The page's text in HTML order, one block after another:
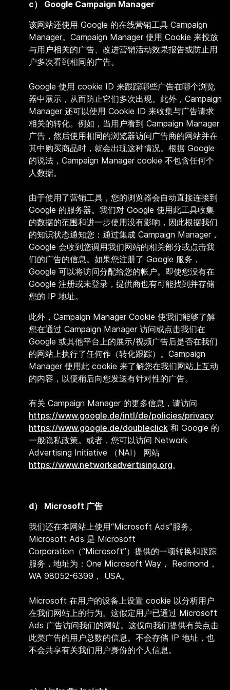
c） Google Campaign Manager
该网站还使用 Google 的在线营销工具 Campaign
Manager。Campaign Manager 使用 Cookie 来投放
与用户相关的广告、改进营销活动效果报告或防止用
户多次看到相同的广告。
Google 使用 cookie ID 来跟踪哪些广告在哪个浏览
器中展示，从而防止它们多次出现。此外，Campaign
Manager 还可以使用 Cookie ID 来收集与广告请求
相关的转化。例如，当用户看到 Campaign Manager
广告，然后使用相同的浏览器访问广告商的网站并在
其中购买商品时，就会出现这种情况。根据 Google
的说法，Campaign Manager cookie 不包含任何个
人数据。
由于使用了营销工具，您的浏览器会自动直接连接到
Google 的服务器。我们对 Google 使用此工具收集
的数据的范围和进一步使用没有影响，因此根据我们
的知识状态通知您：通过集成 Campaign Manager，
Google 会收到您调用我们网站的相关部分或点击我
们的广告的信息。如果您注册了 Google 服务，
Google 可以将访问分配给您的帐户。即使您没有在
Google 注册或未登录，提供商也有可能找到并存储
您的 IP 地址。
此外，Campaign Manager Cookie 使我们能够了解
您在通过 Campaign Manager 访问或点击我们在
Google 或其他平台上的展示/视频广告后是否在我们
的网站上执行了任何作（转化跟踪）。Campaign
Manager 使用此 cookie 来了解您在我们网站上互动
的内容，以便稍后向您发送有针对性的广告。
有关 Campaign Manager 的更多信息，请访问
https://www.google.de/intl/de/policies/privacy
https://www.google.de/doubleclick 和 Google 的
一般隐私政策。 或者，您可以访问 Network
Advertising Initiative （NAI） 网站
https://www.networkadvertising.org。
d） Microsoft 广告
我们还在本网站上使用“Microsoft Ads”服务。
Microsoft Ads 是 Microsoft
Corporation（“Microsoft”）提供的一项转换和跟踪
服务，地址为：One Microsoft Way， Redmond，
WA 98052-6399， USA。
Microsoft 在用户的设备上设置 cookie 以分析用户
在我们网站上的行为。这假定用户已通过 Microsoft
Ads 广告访问我们的网站。这仅向我们提供有关点击
此类广告的用户总数的信息。不会存储 IP 地址，也
不会共享有关我们用户身份的个人信息。